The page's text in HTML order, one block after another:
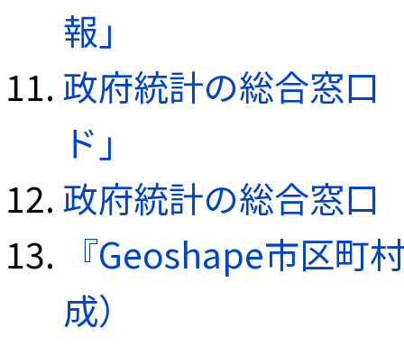
報」
政府統計の総合窓口
ド」
政府統計の総合窓口
『Geoshape市区町
成）